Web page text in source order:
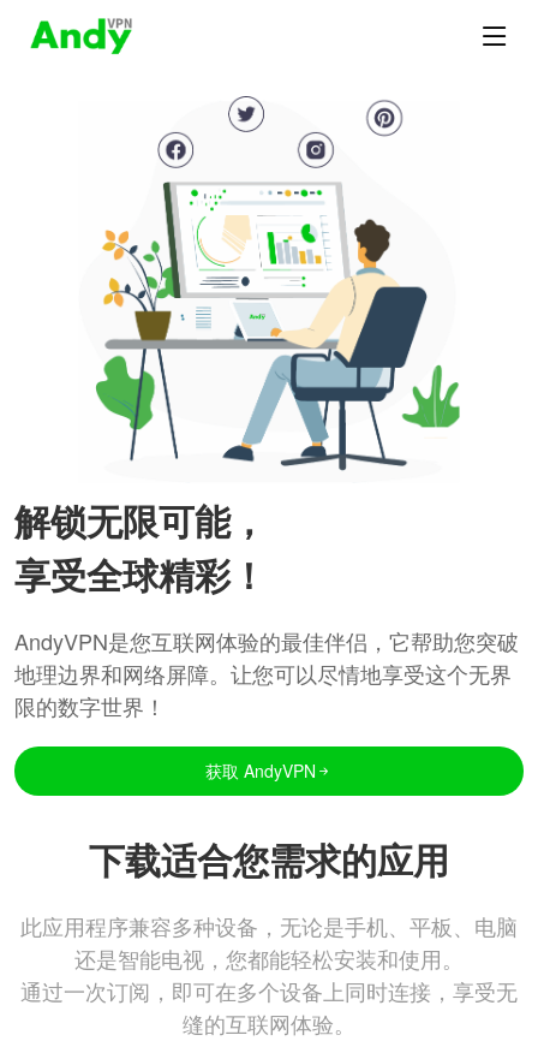
解锁无限可能，
享受全球精彩！
AndyVPN是您互联网体验的最佳伴侣，它帮助您突破
地理边界和网络屏障。让您可以尽情地享受这个无界
限的数字世界！
获取 AndyVPN
下载适合您需求的应用
此应用程序兼容多种设备，无论是手机、平板、电脑
还是智能电视，您都能轻松安装和使用。
通过一次订阅，即可在多个设备上同时连接，享受无
缝的互联网体验。